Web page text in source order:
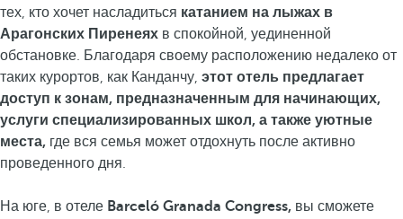
тех, кто хочет насладиться катанием на лыжах в
Арагонских Пиренеях в спокойной, уединенной
обстановке. Благодаря своему расположению недалеко от
таких курортов, как Канданчу, этот отель предлагает
доступ к зонам, предназначенным для начинающих,
услуги специализированных школ, а также уютные
места, где вся семья может отдохнуть после активно
проведенного дня.
На юге, в отеле Barceló Granada Congress, вы сможете